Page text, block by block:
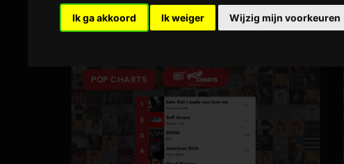
Ik ga akkoord Ik weiger Wijzig mijn voorkeuren
POP CHARTS